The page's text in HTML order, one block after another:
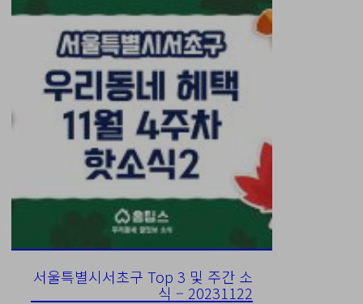
서울특별시서초구 Top 3 및 주간 소
식 – 20231122